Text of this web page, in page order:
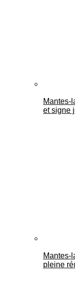
Mantes-
et signe
Mantes-
pleine